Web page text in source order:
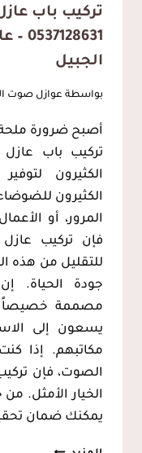
تركيب باب
الجبيل
بواسطة عوازل صوت
أصبح ضرورة ملحة
تركيب باب
الكثيرون
الكثيرون
المرور، أو
فإن تركيب
للتقليل من هذه
جودة الحياة.
مصممة خصيصاً
يسعون إلى
مكاتبهم. إذا
الصوت، فإن
الخيار الأمثل.
يمكنك ضمان